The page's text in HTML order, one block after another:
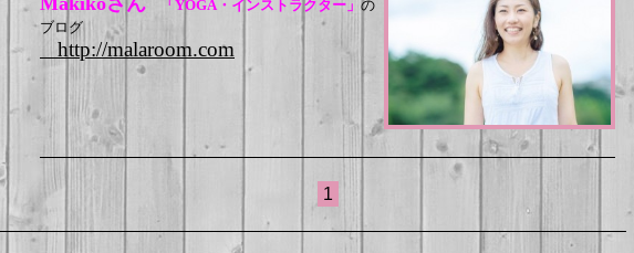
「YOGA・インストラクター」 の
ブログ
http://malaroom.com
1